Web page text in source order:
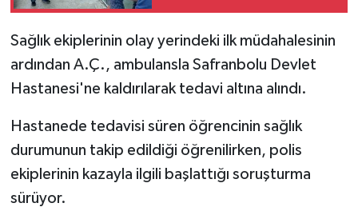
Sağlık ekiplerinin olay yerindeki ilk müdahalesinin
ardından A.Ç., ambulansla Safranbolu Devlet
Hastanesi'ne kaldırılarak tedavi altına alındı.
Hastanede tedavisi süren öğrencinin sağlık
durumunun takip edildiği öğrenilirken, polis
ekiplerinin kazayla ilgili başlattığı soruşturma
sürüyor.